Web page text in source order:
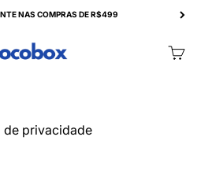
NAS COMPRAS DE R$499
de privacidade